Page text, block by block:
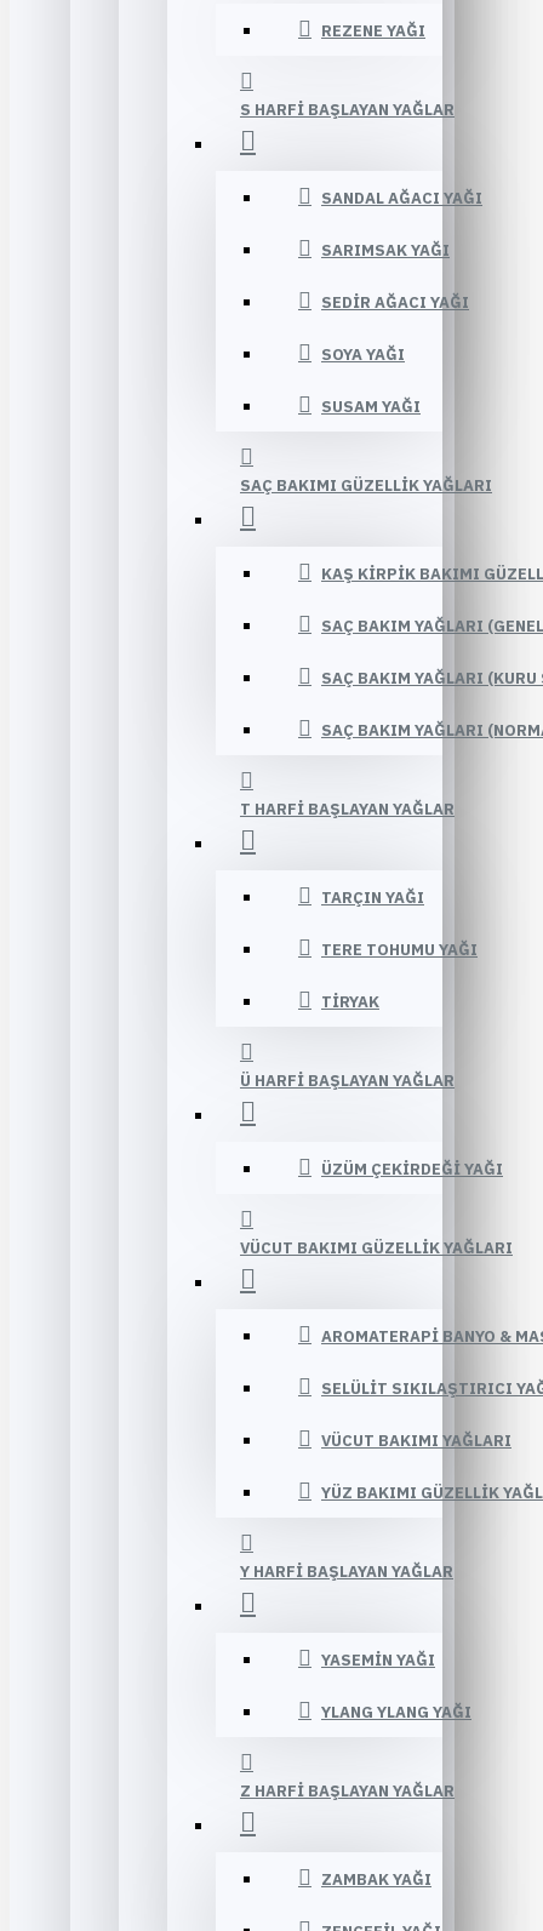
REZENE YAĞI
S HARFI BAŞLAYAN YAĞLAR
SANDAL AĞACI YAĞI
SARIMSAK YAĞI
SEDIR AĞACI YAĞI
SOYA YAĞI
SUSAM YAĞI
SAÇ BAKIMI GÜZELLIK YAĞLARI
KAŞ KIRPIK BAKIMI
SAÇ BAKIM YAĞLARI
SAÇ BAKIM YAĞLARI
SAÇ BAKIM YAĞLARI
T HARFI BAŞLAYAN YAĞLAR
TARÇIN YAĞI
TERE TOHUMU YAĞI
TIRYAK
Ü HARFI BAŞLAYAN YAĞLAR
ÜZÜM ÇEKIRDEĞI YAĞI
VÜCUT BAKIMI GÜZELLIK YAĞLARI
AROMATERAPI BANYO &
SELÜLIT SIKILAŞTIRICI
VÜCUT BAKIMI YAĞLARI
YÜZ BAKIMI GÜZELLIK
Y HARFI BAŞLAYAN YAĞLAR
YASEMIN YAĞI
YLANG YLANG YAĞI
Z HARFI BAŞLAYAN YAĞLAR
ZAMBAK YAĞI